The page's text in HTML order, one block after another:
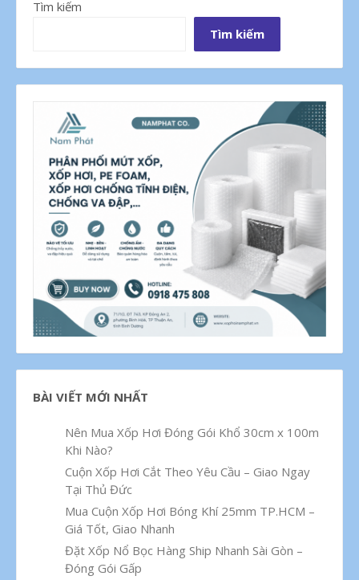
Tìm kiếm
Tìm kiếm
BÀI VIẾT MỚI NHẤT
Nên Mua Xốp Hơi Đóng Gói Khổ 30cm x 100m
Khi Nào?
Cuộn Xốp Hơi Cắt Theo Yêu Cầu – Giao Ngay
Tại Thủ Đức
Mua Cuộn Xốp Hơi Bóng Khí 25mm TP.HCM –
Giá Tốt, Giao Nhanh
Đặt Xốp Nổ Bọc Hàng Ship Nhanh Sài Gòn –
Đóng Gói Gấp